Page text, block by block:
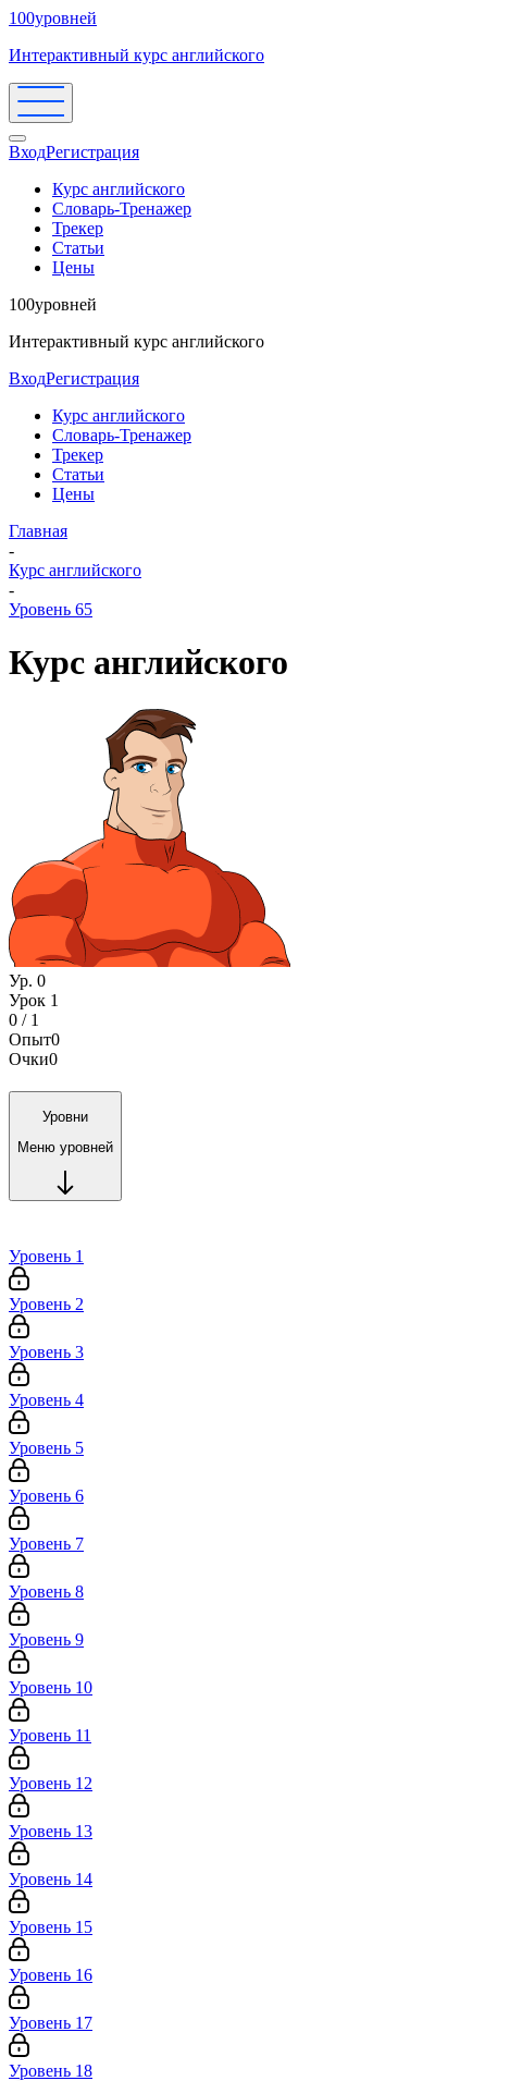
100уровней
Интерактивный курс английского
ВходРегистрация
Курс английского
Словарь-Тренажер
Трекер
Статьи
Цены
100уровней
Интерактивный курс английского
ВходРегистрация
Курс английского
Словарь-Тренажер
Трекер
Статьи
Цены
Главная
-
Курс английского
-
Уровень 65
Курс английского
Ур. 0
Урок 1
0 / 1
Опыт0
Очки0
Уровни
Меню уровней
Уровень 1
Уровень 2
Уровень 3
Уровень 4
Уровень 5
Уровень 6
Уровень 7
Уровень 8
Уровень 9
Уровень 10
Уровень 11
Уровень 12
Уровень 13
Уровень 14
Уровень 15
Уровень 16
Уровень 17
Уровень 18